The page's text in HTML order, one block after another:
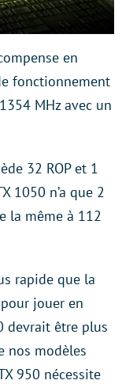
en
fonctionnement
MHz avec un
32 ROP et 1
1050 n’a que 2
la même à 112
rapide que la
jouer en
devrait être plus
nos modèles
950 nécessite